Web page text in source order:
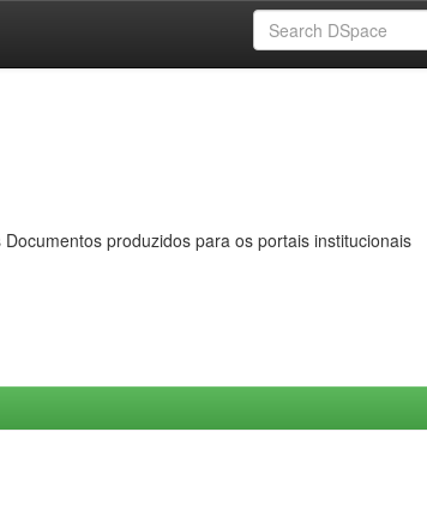
produzidos para os portais institucionais